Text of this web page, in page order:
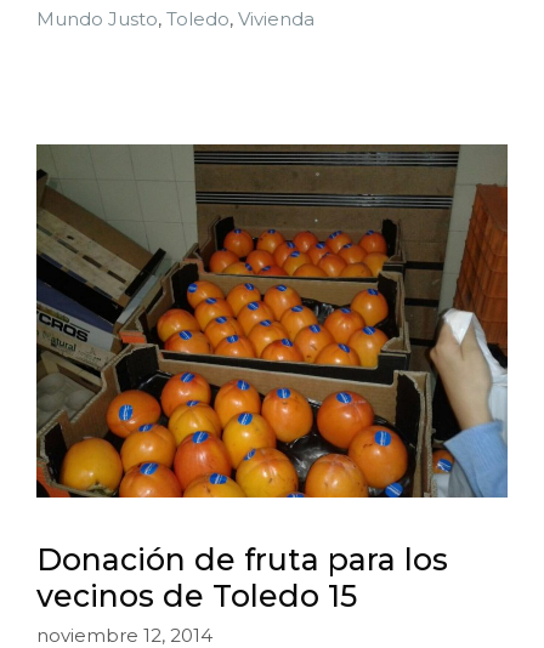
Mundo Justo, Toledo, Vivienda
Donación de fruta para los
vecinos de Toledo 15
noviembre 12, 2014